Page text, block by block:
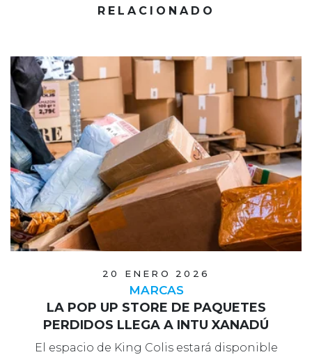
RELACIONADO
20 ENERO 2026
MARCAS
LA POP UP STORE DE PAQUETES
PERDIDOS LLEGA A INTU XANADÚ
El espacio de King Colis estará disponible